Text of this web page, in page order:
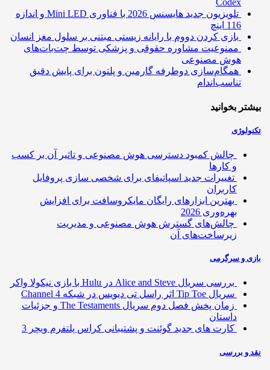
Codex
تلویزیون جدید هایسنس 2026 با فناوری Mini LED و اندازه
بازی کردن دووم با رایانه زیستی مبتنی بر سلول مغز انسان
ممنوعیت مشاوره حقوقی و پزشکی توسط چت‌بات‌های
هوش مصنوعی
همگام‌سازی دوطرفه گارمین و پلتون برای پایش دقیق
تناسب‌اندام
بخوانید
چالش کمبود دسترسی هوش مصنوعی و تاثیر آن بر کسب
و کارها
تغییرات جدید اسپاتیفای برای شخصی سازی پروفایل
کاربران
بهترین ابزارهای رایگان مایکروسافت برای افزایش
بهره‌وری 2026
چالش‌های گسترش هوش مصنوعی و مدیریت
زیرساخت‌های آن
و سرگرمی
بررسی سریال Alice and Steve در Hulu با بازی نیکولا واکر
سریال Tip Toe اثر راسل تی دیویس در شبکه Channel 4
زمان پخش فصل دوم سریال The Testaments و جزئیات
داستان
کارت های جدید گوئنت و پشتیبانی کراس پلتفرم ویچر 3
و بررسی